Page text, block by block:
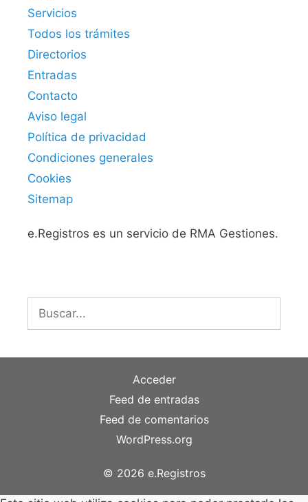
Servicios
Todos los trámites
Directorios
Entradas
Contacto
Aviso legal
Política de privacidad
Condiciones generales
Cookies
Sitemap
e.Registros es un servicio de RMA Gestiones.
Acceder
Feed de entradas
Feed de comentarios
WordPress.org
© 2026 e.Registros